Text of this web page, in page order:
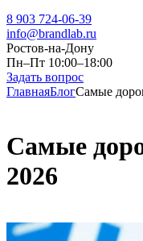
8 903 724-06-39
info@brandlab.ru
Ростов-на-Дону
Пн–Пт 10:00–18:00
Задать вопрос
ГлавнаяБлогСамые
Самые
2026